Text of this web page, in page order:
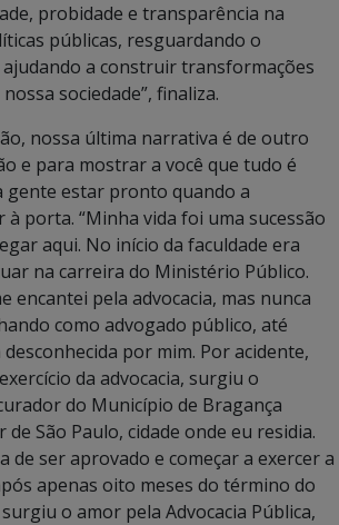
probidade e transparência na
públicas, resguardando o
a construir transformações
sociedade”, finaliza.
nossa última narrativa é de outro
e para mostrar a você que tudo é
gente estar pronto quando a
porta. “Minha vida foi uma sucessão
aqui. No início da faculdade era
na carreira do Ministério Público.
encantei pela advocacia, mas nunca
como advogado público, até
por mim. Por acidente,
da advocacia, surgiu o
do Município de Bragança
São Paulo, cidade onde eu residia.
de ser aprovado e começar a exercer a
apenas oito meses do término do
o amor pela Advocacia Pública,